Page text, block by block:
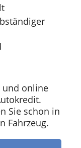
und online
Sie schon in
Fahrzeug.